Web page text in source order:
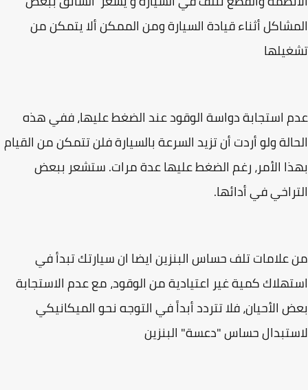
أثناء قيادة السيارة ومن الممكن ألا يتمكن من
استجابة دواسة الوقود عند الضغط عليها، ففي هذه
ولو أردت أن تزيد السرعة بالسيارة فلن تتمكن من القيام
الأمر، رغم الضغط عليها عدة مرات. ستشعر ببعض
في أدائها.
تلف حساس البنزين ايضا ان سيارتك تبدأ في
كمية غير اعتيادية من الوقود، مع عدم الاستجابة
الأحيان، فلا تتردد أبداً في التوجه نحو الميكانيكي
حساس "دعسة" البنزين